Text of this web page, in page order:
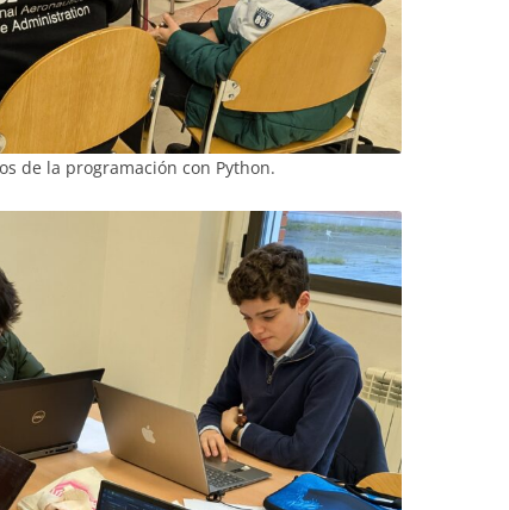
de la programación con Python.